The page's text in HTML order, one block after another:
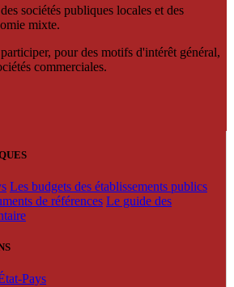
sociétés publiques locales et des
mixte.
pour des motifs d'intérêt général,
commerciales.
Les budgets des établissements publics
de références Le guide des
Pays